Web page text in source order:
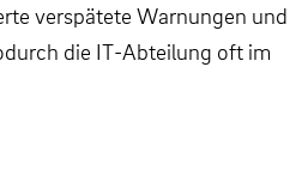
verspätete Warnungen und
die IT-Abteilung oft im